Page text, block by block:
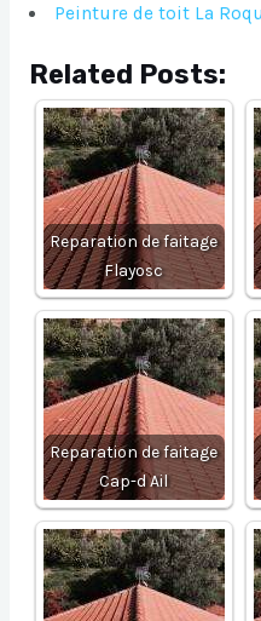
Peinture de toit La
Related Posts:
Reparation de faitage
Flayosc
Reparation de faitage
Cap-d Ail